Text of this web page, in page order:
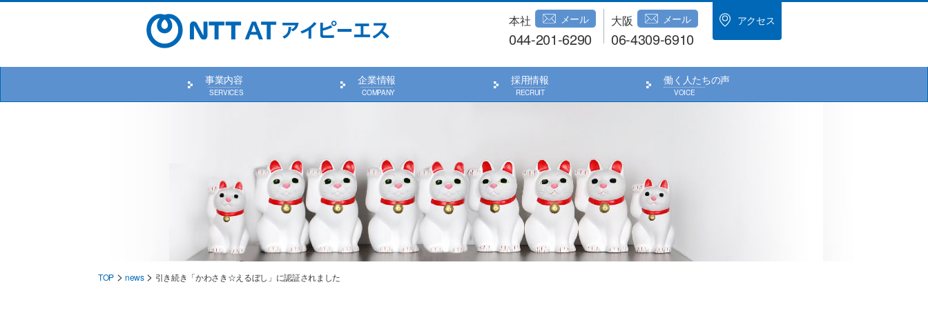
Skip
アクセス
本社 メール
044-201-6290
大阪 メール
06-4309-6910
事業内容 企業情報 採用情報 働く人たちの声
TOP > news> 引き続き「かわさき☆えるぼし」に認証されました